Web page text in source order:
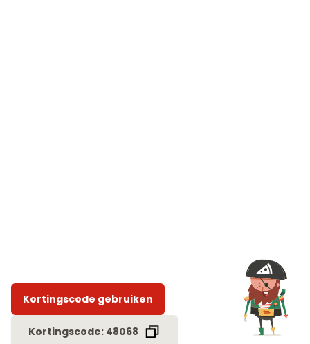
Kortingscode gebruiken
Kortingscode: 48068